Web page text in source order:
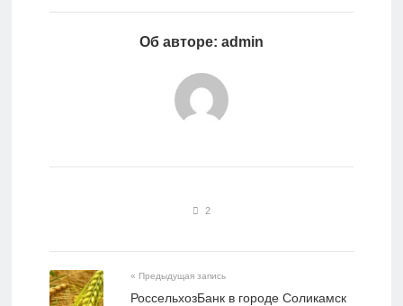
Об авторе: admin
2
« Предыдущая запись
РоссельхозБанк в городе Соликамск